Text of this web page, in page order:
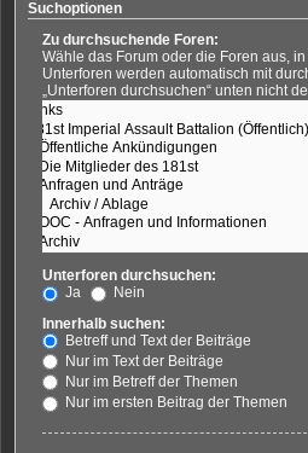
Suchoptionen
Zu durchsuchende Foren:
Wähle das Forum oder die Foren aus,
Unterforen werden automatisch mit
„Unterforen durchsuchen“ unten nicht
Unterforen durchsuchen:
Ja
Nein
Innerhalb suchen:
Betreff und Text der Beiträge
Nur im Text der Beiträge
Nur im Betreff der Themen
Nur im ersten Beitrag der Themen